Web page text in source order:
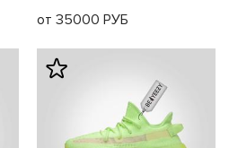
от 35000 РУБ